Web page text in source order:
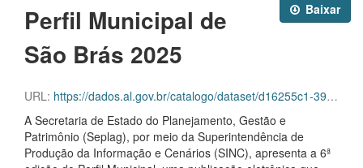
Baixar
Perfil Municipal de
São Brás 2025
URL: https://dados.al.gov.br/catalogo/dataset/d16255c1-39f6-42aa-92c8-eca419432ebf/resource/298e677e-bf85-4e55-bdb8-5a057ca69f6e/download/sao-bras.pdf
A Secretaria de Estado do Planejamento, Gestão e
Patrimônio (Seplag), por meio da Superintendência de
Produção da Informação e Cenários (SINC), apresenta a 6ª